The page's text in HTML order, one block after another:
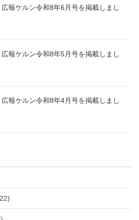
報ケルン令和8年6月号を掲載しまし
報ケルン令和8年5月号を掲載しまし
報ケルン令和8年4月号を掲載しまし